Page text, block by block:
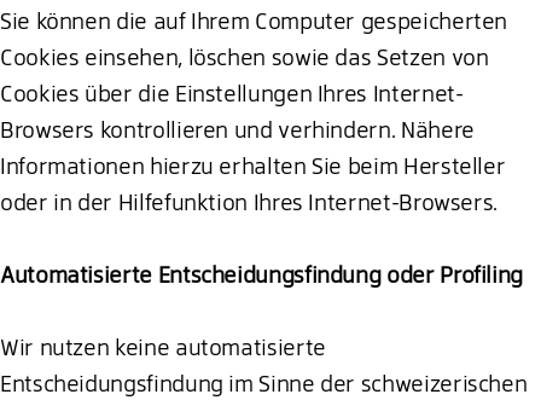
Sie können die auf Ihrem Computer gespeicherten
Cookies einsehen, löschen sowie das Setzen von
Cookies über die Einstellungen Ihres Internet-
Browsers kontrollieren und verhindern. Nähere
Informationen hierzu erhalten Sie beim Hersteller
oder in der Hilfefunktion Ihres Internet-Browsers.
Automatisierte Entscheidungsfindung oder Profiling
Wir nutzen keine automatisierte
Entscheidungsfindung im Sinne der schweizerischen